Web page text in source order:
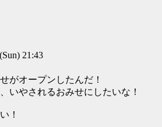
21:43
がオープンしたんだ！
いやされるおみせにしたいな！
！